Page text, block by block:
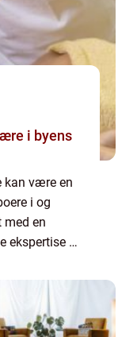
i byens
kan være en
i og
med en
og